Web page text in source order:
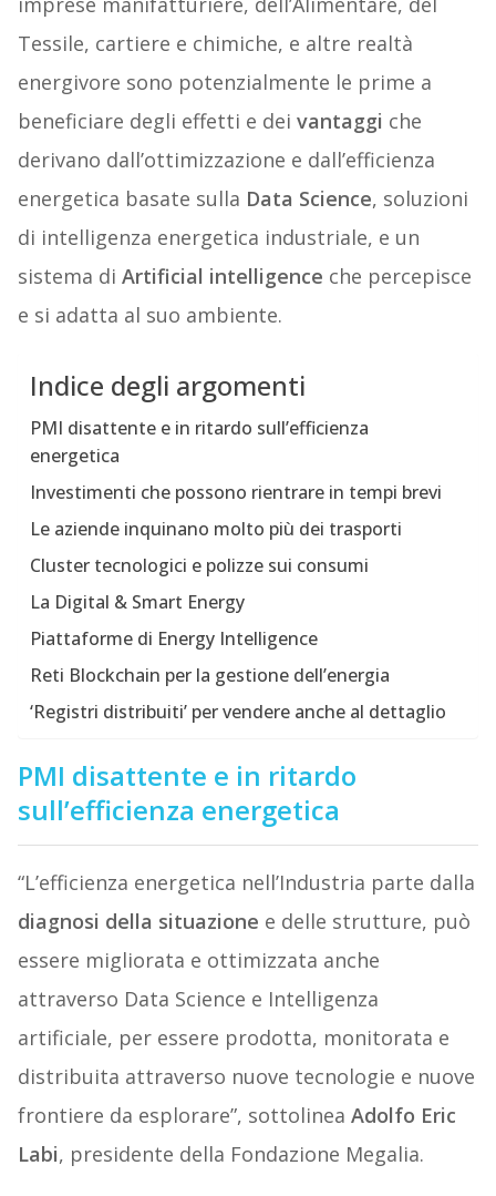
Tessile, cartiere e chimiche, e altre realtà
energivore sono potenzialmente le prime a
beneficiare degli effetti e dei vantaggi che
derivano dall’ottimizzazione e dall’efficienza
energetica basate sulla Data Science, soluzioni
di intelligenza energetica industriale, e un
sistema di Artificial intelligence che percepisce
e si adatta al suo ambiente.
Indice degli argomenti
PMI disattente e in ritardo sull’efficienza
energetica
Investimenti che possono rientrare in tempi brevi
Le aziende inquinano molto più dei trasporti
Cluster tecnologici e polizze sui consumi
La Digital & Smart Energy
Piattaforme di Energy Intelligence
Reti Blockchain per la gestione dell’energia
‘Registri distribuiti’ per vendere anche al dettaglio
PMI disattente e in ritardo
sull’efficienza energetica
“L’efficienza energetica nell’Industria parte dalla
diagnosi della situazione e delle strutture, può
essere migliorata e ottimizzata anche
attraverso Data Science e Intelligenza
artificiale, per essere prodotta, monitorata e
distribuita attraverso nuove tecnologie e nuove
frontiere da esplorare”, sottolinea Adolfo Eric
Labi, presidente della Fondazione Megalia.